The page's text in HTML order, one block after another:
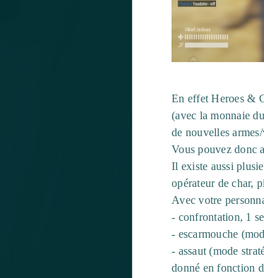
En effet Heroes &
(avec la monnaie
de nouvelles
Vous pouvez donc
Il existe aussi
opérateur de char,
Avec votre
- confrontation, 1
- escarmouche
- assaut (mode
donné en fonction